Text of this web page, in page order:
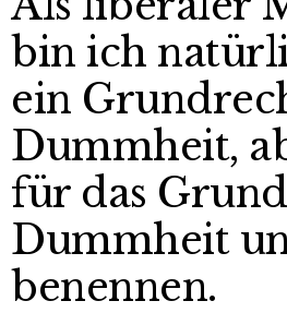
bin ich
ein
Dummheit,
für das
Dummheit
benennen.